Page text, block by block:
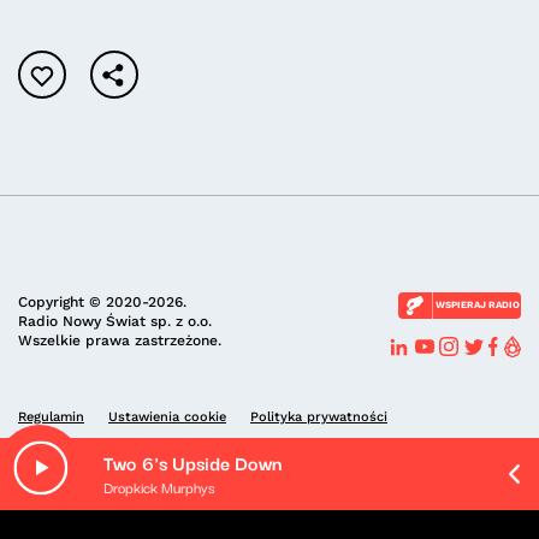
Two 6's Upside Down
Dropkick Murphys
Copyright © 2020-2026.
Radio Nowy Świat sp. z o.o.
Wszelkie prawa zastrzeżone.
WSPIERAJ RADIO
Regulamin Ustawienia cookie Polityka prywatności